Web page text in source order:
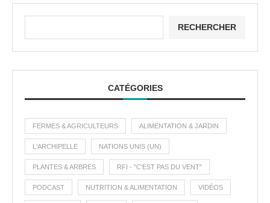
RECHERCHER
CATÉGORIES
FERMES & AGRICULTEURS ALIMENTATION & JARDIN
L'ARCHIPELLE NATIONS UNIS (UN)
PLANTES & ARBRES RFI - "C'EST PAS DU VENT"
PODCAST NUTRITION & ALIMENTATION VIDÉOS